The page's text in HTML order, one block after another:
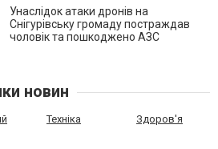
Унаслідок атаки дронів на
Снігурівську громаду постраждав
чоловік та пошкоджено АЗС
новин
Техніка Здоров'я